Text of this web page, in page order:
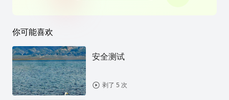
你可能喜欢
安全测试
剥了 5 次